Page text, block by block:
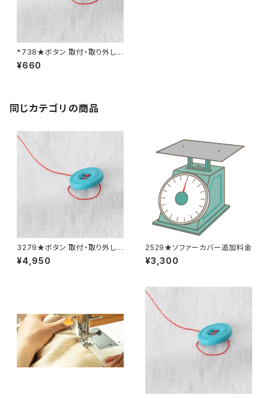
*738★ボタン 取付・取り外し
料金(追加2個分)
¥660
同じカテゴリの商品
3279★ボタン 取付・取り外し
料金(15個分)
¥4,950
2529★ソファーカバー追加料金
¥3,300